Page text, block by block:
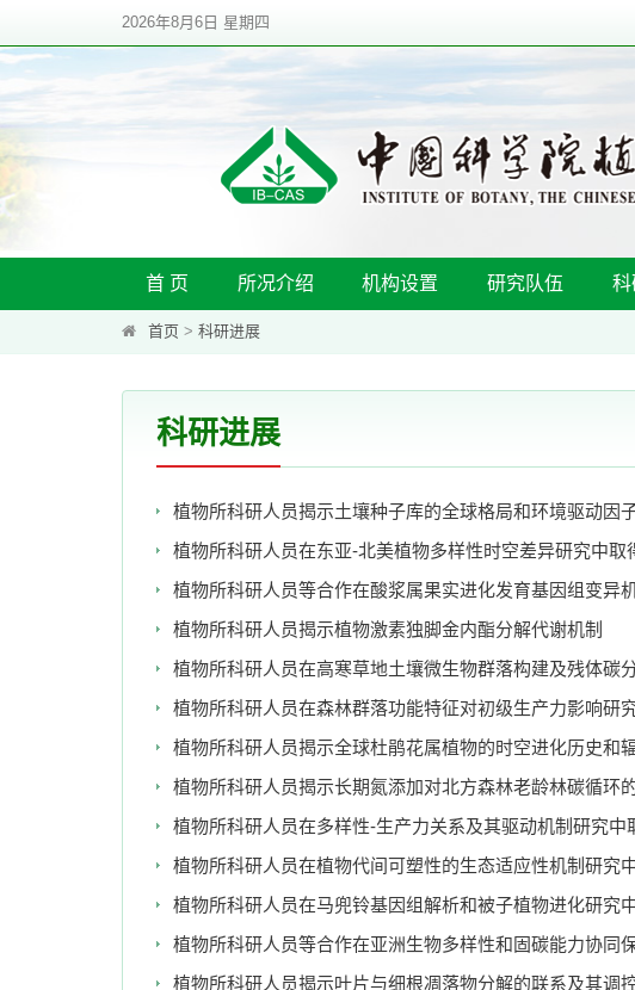
2026年8月6日 星期四
首 页 所况介绍 机构设置 研究队伍 科
首页 > 科研进展
科研进展
植物所科研人员揭示土壤种子库的全球格局和环境驱动因
植物所科研人员在东亚-北美植物多样性时空差异研究中取
植物所科研人员等合作在酸浆属果实进化发育基因组变异
植物所科研人员揭示植物激素独脚金内酯分解代谢机制
植物所科研人员在高寒草地土壤微生物群落构建及残体碳
植物所科研人员在森林群落功能特征对初级生产力影响研
植物所科研人员揭示全球杜鹃花属植物的时空进化历史和
植物所科研人员揭示长期氮添加对北方森林老龄林碳循环
植物所科研人员在多样性-生产力关系及其驱动机制研究中
植物所科研人员在植物代间可塑性的生态适应性机制研究
植物所科研人员在马兜铃基因组解析和被子植物进化研究
植物所科研人员等合作在亚洲生物多样性和固碳能力协同
植物所科研人员揭示叶片与细根凋落物分解的联系及其调